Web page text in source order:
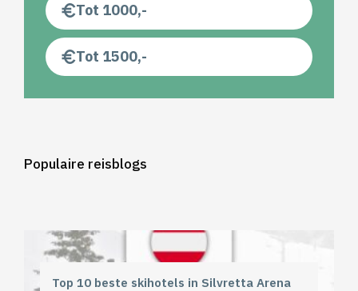
Tot 1000,-
Tot 1500,-
Populaire reisblogs
Top 10 beste skihotels in Silvretta Arena